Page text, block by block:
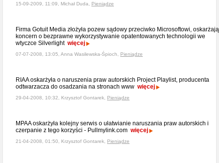
15-09-2009, 11:09, Michał Duda, Pieniądze
Firma Gotuit Media złożyła pozew sądowy przeciwko Microsoftowi,
koncern o bezprawne wykorzystywanie opatentowanych technologii we
wtyczce Silverlight więcej
07-07-2008, 13:05, Anna Wasilewska-Śpioch, Pieniądze
RIAA oskarżyła o naruszenia praw autorskich Project Playlist, producenta
odtwarzacza do osadzania na stronach www więcej
29-04-2008, 10:32, Krzysztof Gontarek, Pieniądze
MPAA oskarżyła kolejny serwis o ułatwianie naruszania praw autorskich i
czerpanie z tego korzyści - Pullmylink.com więcej
21-04-2008, 01:50, Krzysztof Gontarek, Pieniądze